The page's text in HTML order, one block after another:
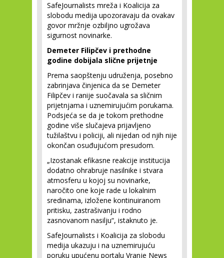
SafeJournalists mreža i Koalicija za
slobodu medija upozoravaju da ovakav
govor mržnje ozbiljno ugrožava
sigurnost novinarke.
Demeter Filipčev i prethodne
godine dobijala slične prijetnje
Prema saopštenju udruženja, posebno
zabrinjava činjenica da se Demeter
Filipčev i ranije suočavala sa sličnim
prijetnjama i uznemirujućim porukama.
Podsjeća se da je tokom prethodne
godine više slučajeva prijavljeno
tužilaštvu i policiji, ali nijedan od njih nije
okončan osuđujućom presudom.
„Izostanak efikasne reakcije institucija
dodatno ohrabruje nasilnike i stvara
atmosferu u kojoj su novinarke,
naročito one koje rade u lokalnim
sredinama, izložene kontinuiranom
pritisku, zastrašivanju i rodno
zasnovanom nasilju“, istaknuto je.
SafeJournalists i Koalicija za slobodu
medija ukazuju i na uznemirujuću
poruku upućenu portalu Vranje News